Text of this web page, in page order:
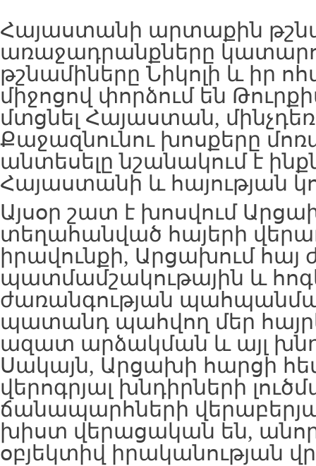
Հայաստանի արտաքին
առաջադրանքները
թշնամիները Նիկոլի և իր
միջոցով փորձում են
մտցնել Հայաստան,
Քաջազնունու խոսքերը
անտեսելը նշանակում է
Հայաստանի և հայության
Այսօր շատ է խոսվում
տեղահանված հայերի
իրավունքի, Արցախում հայ
պատմամշակութային և
ժառանգության
պատանդ պահվող մեր
ազատ արձակման և այլ
Սակայն, Արցախի հարցի
վերոգրյալ խնդիրների
ճանապարհների
խիստ վերացական են,
օբյեկտիվ իրականության